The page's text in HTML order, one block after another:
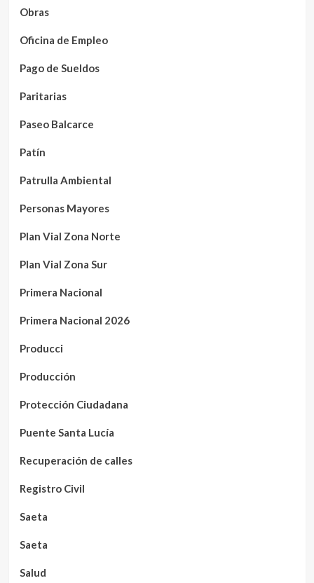
Obras
Oficina de Empleo
Pago de Sueldos
Paritarias
Paseo Balcarce
Patín
Patrulla Ambiental
Personas Mayores
Plan Vial Zona Norte
Plan Vial Zona Sur
Primera Nacional
Primera Nacional 2026
Producci
Producción
Protección Ciudadana
Puente Santa Lucía
Recuperación de calles
Registro Civil
Saeta
Saeta
Salud